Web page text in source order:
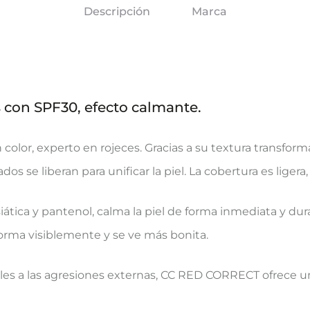
Descripción Marca
SPF30, efecto calmante.
color, experto en rojeces. Gracias a su textura
se liberan para unificar la piel. La cobertura es
y pantenol, calma la piel de forma inmediata y
visiblemente y se ve más bonita.
a las agresiones externas, CC RED CORRECT